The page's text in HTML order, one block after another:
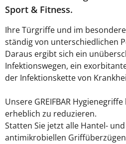
Sport & Fitness.
Ihre Türgriffe und im
ständig von unterschiedlichen
Daraus ergibt sich ein
Infektionswegen, ein
der Infektionskette von
Unsere GREIFBAR
erheblich zu reduzieren.
Statten Sie jetzt alle Hantel-
antimikrobiellen